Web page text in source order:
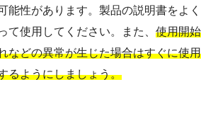
能性があります。製品の説明書をよく
て使用してください。また、 使用開始
などの異常が生じた場合はすぐに使用
るようにしましょう。